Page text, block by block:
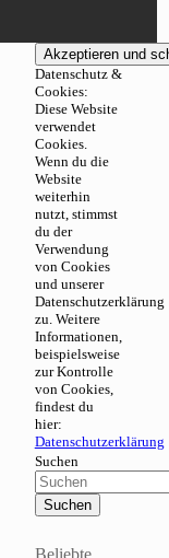
Datenschutz &
Cookies:
Diese Website
verwendet
Cookies.
Wenn du die
Website
weiterhin
nutzt, stimmst
du der
Verwendung
von Cookies
und unserer
Datenschutzerklärung
zu. Weitere
Informationen,
beispielsweise
zur Kontrolle
von Cookies,
findest du
hier:
Datenschutzerklärung
Suchen